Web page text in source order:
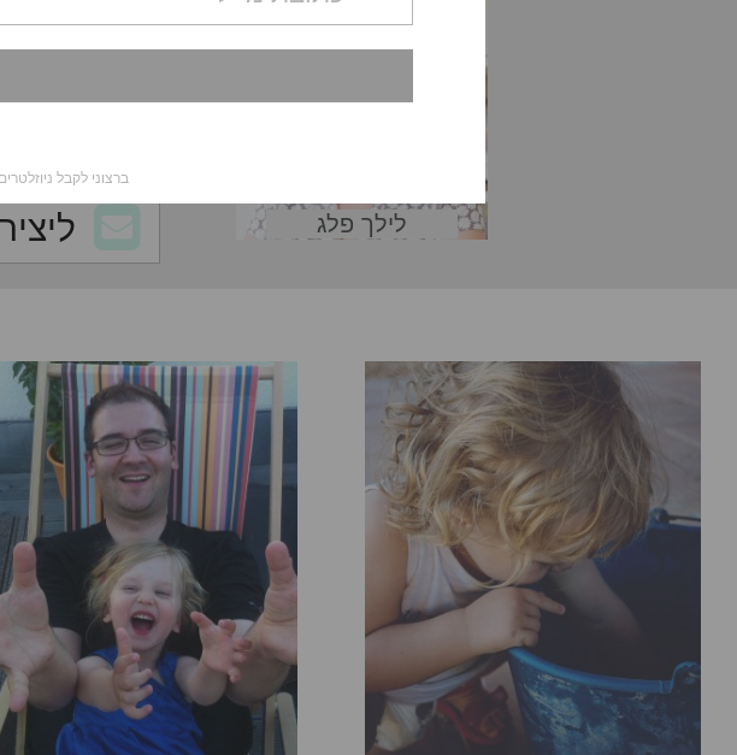
לילך פלג
ברוכות
טיפים
מחיתולים,
ברצוני לקבל